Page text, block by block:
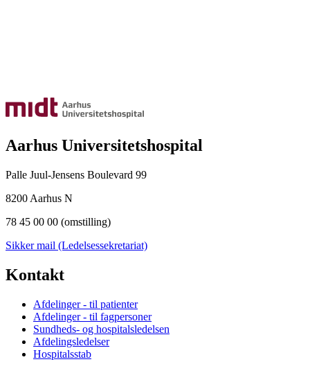
Aarhus Universitetshospital
Palle Juul-Jensens Boulevard 99
8200 Aarhus N
78 45 00 00 (omstilling)
Sikker mail (Ledelsessekretariat)
Kontakt
Afdelinger - til patienter
Afdelinger - til fagpersoner
Sundheds- og hospitalsledelsen
Afdelingsledelser
Hospitalsstab